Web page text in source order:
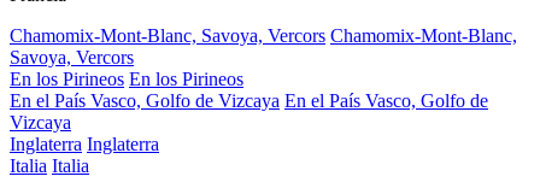
Chamomix-Mont-Blanc, Savoya, Vercors Chamomix-Mont-Blanc,
Savoya, Vercors
En los Pirineos En los Pirineos
En el País Vasco, Golfo de Vizcaya En el País Vasco, Golfo de
Vizcaya
Inglaterra Inglaterra
Italia Italia